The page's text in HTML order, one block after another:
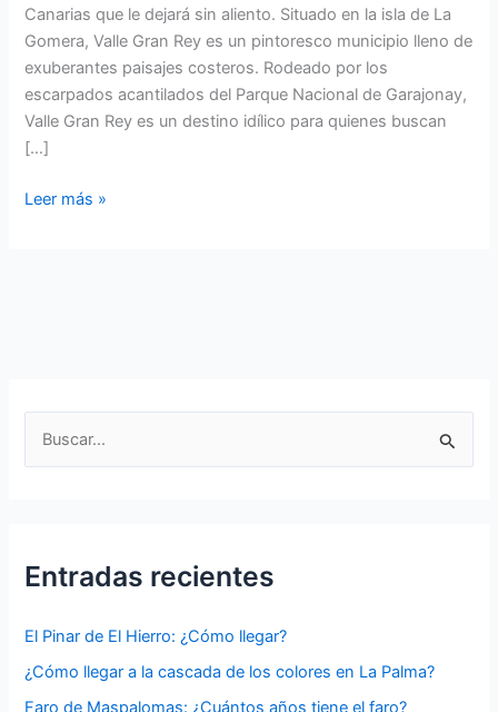
Canarias que le dejará sin aliento. Situado en la isla de La
Gomera, Valle Gran Rey es un pintoresco municipio lleno de
exuberantes paisajes costeros. Rodeado por los
escarpados acantilados del Parque Nacional de Garajonay,
Valle Gran Rey es un destino idílico para quienes buscan
[…]
Valle
Gram
Rey?
Leer más »
r
r
Entradas recientes
El Pinar de El Hierro: ¿Cómo llegar?
¿Cómo llegar a la cascada de los colores en La Palma?
Faro de Maspalomas: ¿Cuántos años tiene el faro?